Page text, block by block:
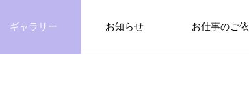
ギャラリー お知らせ お仕事のご